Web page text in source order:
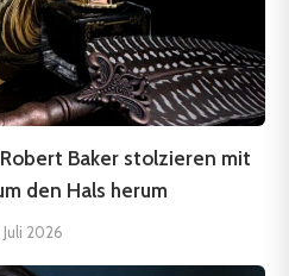
Baker stolzieren mit
den Hals herum
Juli 2026